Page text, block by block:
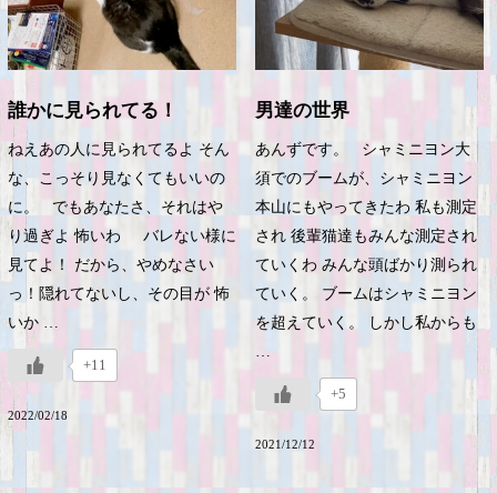
誰かに見られてる！
ねえあの人に見られてるよ そん
な、こっそり見なくてもいいの
に。 でもあなたさ、それはや
り過ぎよ 怖いわ バレない様に
見てよ！ だから、やめなさい
っ！隠れてないし、その目が 怖
いか …
+11
2022/02/18
男達の世界
あんずです。 シャミニヨン大
須でのブームが、シャミニヨン
本山にもやってきたわ 私も測定
され 後輩猫達もみんな測定され
ていくわ みんな頭ばかり測られ
ていく。 ブームはシャミニヨン
を超えていく。 しかし私からも
+5
2021/12/12